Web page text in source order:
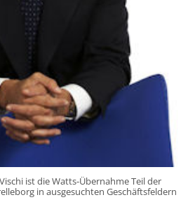
ist die Watts-Übernahme Teil der
in ausgesuchten Geschäftsfeldern